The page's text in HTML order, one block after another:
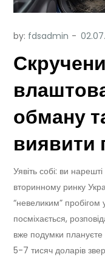
by: fdsadmin
обману
виявити
Уявіть собі: ви
вторинному ринку
“невеликим”
посміхається,
вже подумки плануєте
5-7 тисяч доларів